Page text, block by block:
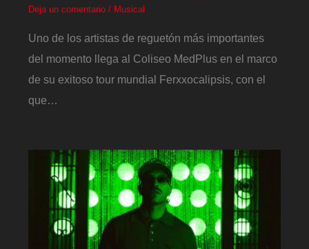
Deja un comentario / Musical
Uno de los artistas de reguetón más importantes
del momento llega al Coliseo MedPlus en el marco
de su exitoso tour mundial Ferxxocalipsis, con el
que…